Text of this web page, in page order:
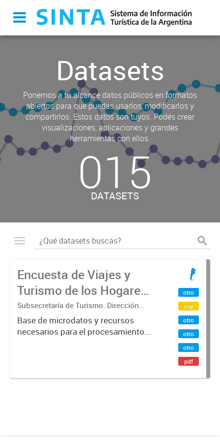
Datasets
Ponemos a tu alcance datos públicos en formatos
abiertos para que puedas usarlos, modificarlos y
compartirlos. Estos datos son tuyos. Podés crear
visualizaciones, aplicaciones y grandes
herramientas con ellos.
015
DATASETS
Encuesta de Viajes y
Turismo de los Hogares
(EVyTH) - Microdatos
Subsecretaría de Turismo. Dirección
Nacional de Mercados y Estadística
Base de microdatos y recursos
necesarios para el procesamiento
otro
csv
otro
otro
otro
pdf